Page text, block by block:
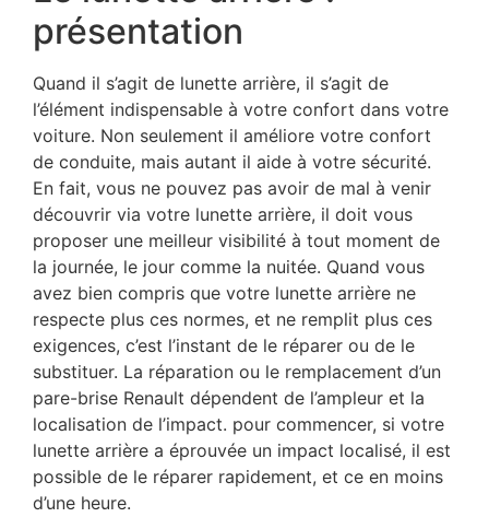
présentation
Quand il s’agit de lunette arrière, il s’agit de
l’élément indispensable à votre confort dans votre
voiture. Non seulement il améliore votre confort
de conduite, mais autant il aide à votre sécurité.
En fait, vous ne pouvez pas avoir de mal à venir
découvrir via votre lunette arrière, il doit vous
proposer une meilleur visibilité à tout moment de
la journée, le jour comme la nuitée. Quand vous
avez bien compris que votre lunette arrière ne
respecte plus ces normes, et ne remplit plus ces
exigences, c’est l’instant de le réparer ou de le
substituer. La réparation ou le remplacement d’un
pare-brise Renault dépendent de l’ampleur et la
localisation de l’impact. pour commencer, si votre
lunette arrière a éprouvée un impact localisé, il est
possible de le réparer rapidement, et ce en moins
d’une heure.